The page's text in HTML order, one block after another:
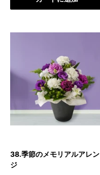
38.季節のメモリアルアレン
ジ